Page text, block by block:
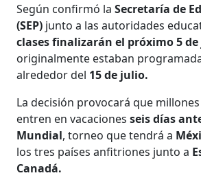
Según confirmó laSecretaría de
(SEP) junto a las autoridades
clases finalizarán el próximo5
originalmente estaban
alrededor del 15 de julio.
La decisión provocará que
entren en vacacionesseis días
Mundial, torneo que tendrá a
los tres países anfitriones junto a
Canadá.